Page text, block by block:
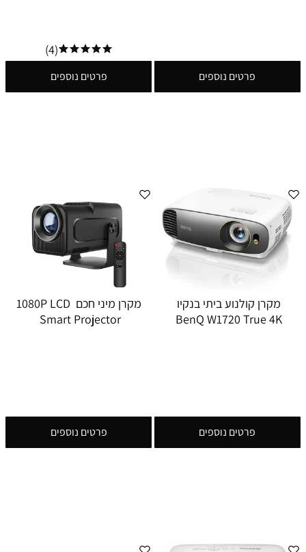
פרטים נוספים
(4)
פרטים נוספים
מקרן קולנוע ביתי בנקיו
BenQ W1720 True 4K
פרטים נוספים
מקרן מיני חכם 1080P LCD
Smart Projector
פרטים נוספים